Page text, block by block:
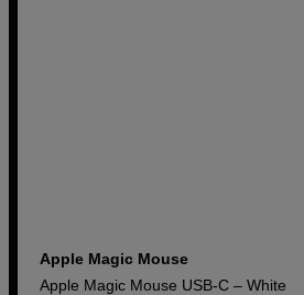
Apple Magic Mouse
Apple Magic Mouse USB-C – White